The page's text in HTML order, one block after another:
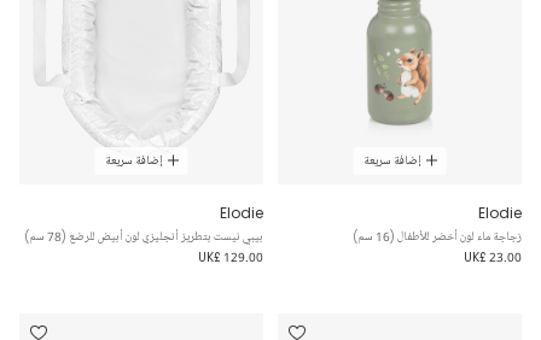
إضافة سريعة
Elodie
زجاجة ماء لون أخضر للأطفال (16 سم)
UK£ 23.00
إضافة سريعة
Elodie
بيبي نيست بتطريز أنجليزي لون أبيض للرضع (78 سم)
UK£ 129.00